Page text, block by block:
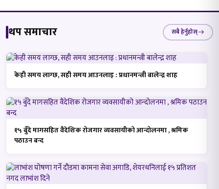
थप समाचार सबै हेर्नुहोस्
केही समय लाग्छ, सही समय आउनलाइ : प्रधानमन्त्री बालेन्द्र शाह
१५ बुँदे मागसहित वैदेशिक रोजगार व्यवसायीको आन्दोलनमा , श्रमिक
पठाउन बन्द